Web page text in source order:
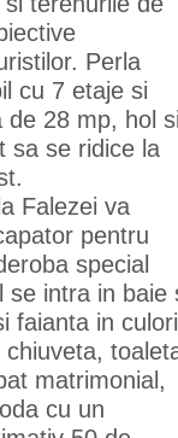
Perla
cu 7 etaje si
de 28 mp, hol
sa se ridice la
Falezei va
pentru
special
se intra in baie
faianta in culori
matrimonial,
cu un